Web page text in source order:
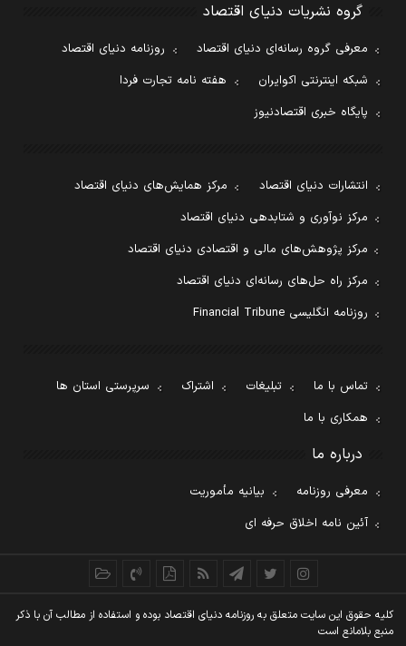
گروه نشریات دنیای اقتصاد
معرفی گروه رسانه‌ای دنیای اقتصاد
روزنامه دنیای اقتصاد
شبکه اینترنتی اکوایران
هفته نامه تجارت فردا
پایگاه خبری اقتصادنیوز
انتشارات دنیای اقتصاد
مرکز همایش‌های دنیای اقتصاد
مرکز نوآوری و شتابدهی دنیای اقتصاد
مرکز پژوهش‌های مالی و اقتصادی دنیای اقتصاد
مرکز راه حل‌های رسانه‌ای دنیای اقتصاد
روزنامه انگلیسی Financial Tribune
تماس با ما تبلیغات اشتراک
سرپرستی استان ها
همکاری با ما
درباره ما
معرفی روزنامه
بیانیه مأموریت
آئین نامه اخلاق حرفه ای
کليه حقوق اين سايت متعلق به روزنامه دنيای اقتصاد بوده و استفاده از مطالب آن با ذکر
منبع بلامانع است